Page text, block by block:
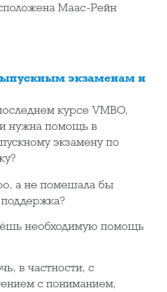
Маас-Рейн
экзаменам и
курсе VMBO,
нужна помощь в
экзамену по
а не помешала бы
необходимую помощь
в частности, с
с пониманием,